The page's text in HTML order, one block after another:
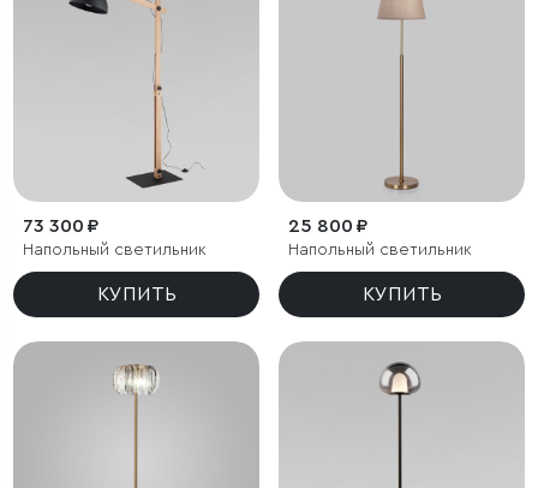
73 300 ₽
Напольный светильник
КУПИТЬ
25 800 ₽
Напольный светильник
КУПИТЬ